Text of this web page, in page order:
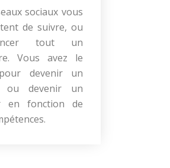
sociaux vous
de suivre, ou
tout un
Vous avez le
devenir un
ou devenir un
en fonction de